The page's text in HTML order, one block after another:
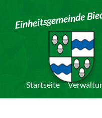
Einheitsgemeinde
Startseite